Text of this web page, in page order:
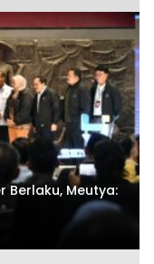
Berlaku, Meutya: